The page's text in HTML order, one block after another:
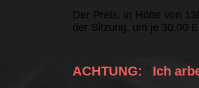
Der Preis, in Höhe von
der Sitzung, um je 30,00
ACHTUNG: Ich